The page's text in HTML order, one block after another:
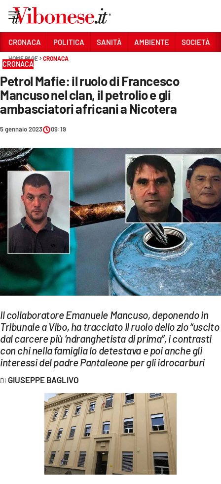
Sezioni
CRONACA
POLITICA
SOCIETÀ
CULTURA
ECONOMIA E LAVORO
EVENTI
SPORT
Streaming
LAC TV
LAC NETWORK
LAC ONAIR
LaC
LACPLAY.IT
LACONAIR.IT
LACITYMAG.IT
ILREGGINO.IT
CRONACA POLITICA SANITÀ AMBIENTE SOCIETÀ
HOME PAGE CRONACA
CRONACA
Petrol Mafie: il ruolo di Francesco
Mancuso nel clan, il petrolio e gli
ambasciatori africani a Nicotera
5 gennaio 2023 09:19
Il collaboratore Emanuele Mancuso, deponendo in
Tribunale a Vibo, ha tracciato il ruolo dello zio “uscito
dal carcere più ‘ndranghetista di prima”, i contrasti
con chi nella famiglia lo detestava e poi anche gli
interessi del padre Pantaleone per gli idrocarburi
GIUSEPPE BAGLIVO